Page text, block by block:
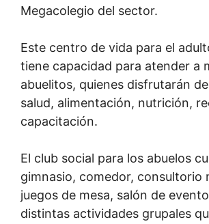
Megacolegio del sector.
Este centro de vida para el
tiene capacidad para atender a
abuelitos, quienes disfrutarán
salud, alimentación, nutrición,
capacitación.
El club social para los abuelos
gimnasio, comedor, consultorio
juegos de mesa, salón de
distintas actividades grupales